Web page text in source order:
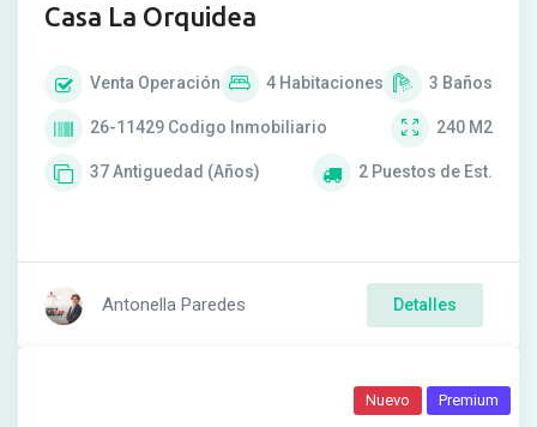
Casa La Orquidea
Venta Operación 4 Habitaciones 3 Baños
26-11429 Codigo Inmobiliario 240 M2
37Antiguedad (Años) 2 Puestos de Est.
Antonella Paredes Detalles
Nuevo Premium